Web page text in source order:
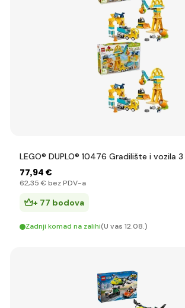
LEGO® DUPLO® 10476 Gradilište i vozila 3
77,94 €
62,35 € bez PDV-a
+ 77 bodova
Zadnji komad na zalihi(U vas 12.08.)